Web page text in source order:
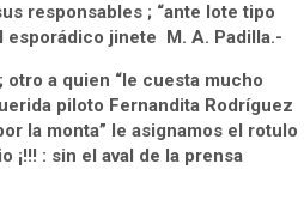
responsables ; “ante lote tipo
esporádico jinete M. A. Padilla.-
a quien “le cuesta mucho
piloto Fernandita Rodríguez
la monta” le asignamos el rotulo
¡!!! : sin el aval de la prensa